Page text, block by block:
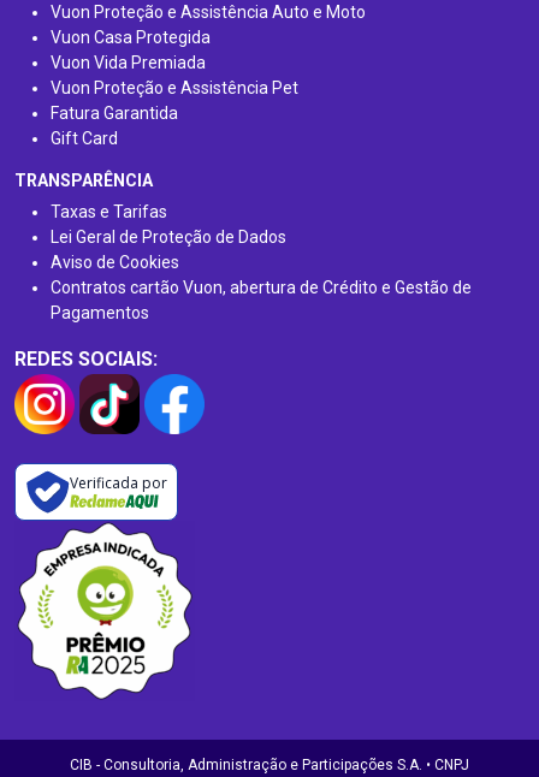
Vuon Proteção e Assistência Auto e Moto
Vuon Casa Protegida
Vuon Vida Premiada
Vuon Proteção e Assistência Pet
Fatura Garantida
Gift Card
TRANSPARÊNCIA
Taxas e Tarifas
Lei Geral de Proteção de Dados
Aviso de Cookies
Contratos cartão Vuon, abertura de Crédito e Gestão de
Pagamentos
REDES SOCIAIS:
Verificada por
CIB - Consultoria, Administração e Participações S.A. • CNPJ